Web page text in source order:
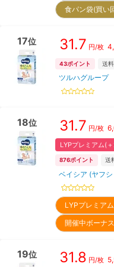
食パン袋(買
17位 31.7 円/枚
43ポイント 送
ツルハグループ
18位 31.7 円/枚
LYPプレミアム(
876ポイント 送
ベイシア (ヤフシ
LYPプレミア
開催中ボーナ
19位 31.8 円/枚